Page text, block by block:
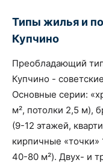
Типы жилья и
Купчино
Преобладающий
Купчино -
Основные серии:
м², потолки 2,5 м),
(9-12 этажей,
кирпичные «точки»
40-80 м²). Двух- и